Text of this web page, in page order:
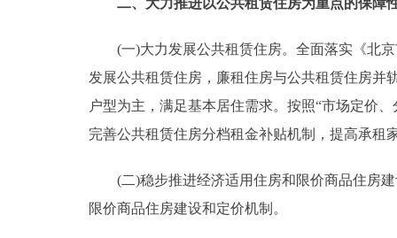
走进北京
北京概况
绿色北京
二、大力推进以公共租赁住房为重点的保障
(一)大力发展公共租赁住房。全面落实《北京
发展公共租赁住房，廉租住房与公共租赁住房并
户型为主，满足基本居住需求。按照“市场定价
完善公共租赁住房分档租金补贴机制，提高承租
(二)稳步推进经济适用住房和限价商品住房建
限价商品住房建设和定价机制。